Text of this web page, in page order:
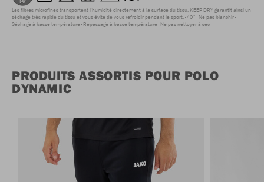
Les fibres microfines transportent l'humidité directement à la surface du tissu. KEEP DRY garantit ainsi un
séchage très rapide du tissu et vous évite de vous refroidir pendant le sport. 40° Ne pas blanchir
Séchage à basse température Repassage à basse température Ne pas nettoyer à sec
PRODUITS ASSORTIS POUR POLO
DYNAMIC